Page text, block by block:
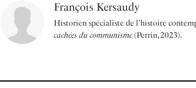
François Kersaudy
Historien spécialiste de l’histoire
cachées du communisme (Perrin, 2023).